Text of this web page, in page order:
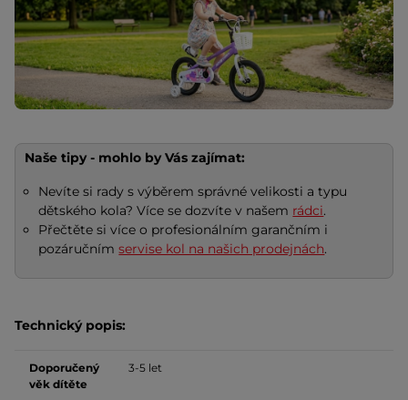
Naše tipy - mohlo by Vás zajímat:
Nevíte si rady s výběrem správné velikosti a typu
dětského kola? Více se dozvíte v našem rádci.
Přečtěte si více o profesionálním garančním i
pozáručnímservise kol na našich prodejnách.
Technický popis:
Doporučený
věk dítěte
3-5 let